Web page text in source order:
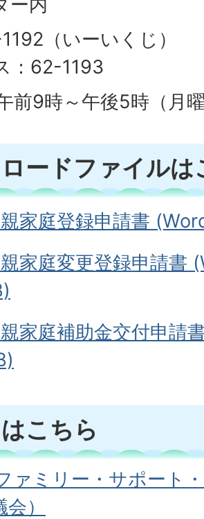
（いーいくじ）
：62-1193
前9時～午後5時（月
ードファイルは
家庭登録申請書
家庭変更登録申請書
家庭補助金交付申請
こちら
ァミリー・サポート
）